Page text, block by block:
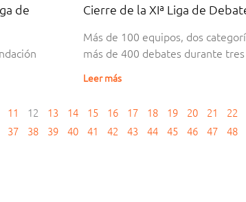
de
Cierre de la XIª Liga de
Más de 100 equipos, dos
más de 400 debates durante tres
Leer más
11 12 13 14 15 16 17 18 19 20 21 22
37 38 39 40 41 42 43 44 45 46 47 48